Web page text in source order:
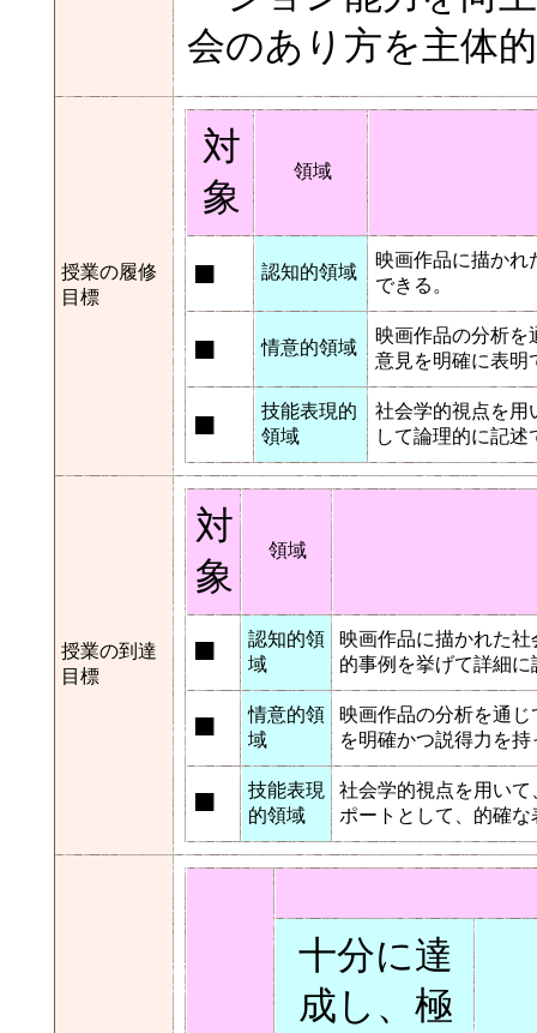
会のあり方を主体
授業の履修
目標
対
象
領域
■ 認知的領域
映画作品に描かれ
できる。
■ 情意的領域
映画作品の分析を
意見を明確に表明
■
技能表現的
領域
社会学的視点を用
して論理的に記述
授業の到達
目標
対
象
領域
■
認知的領
域
映画作品に描かれた
的事例を挙げて詳細
■
情意的領
域
映画作品の分析を通
を明確かつ説得力を
■
技能表現
的領域
社会学的視点を用い
ポートとして、的確
十分に達
成し、極